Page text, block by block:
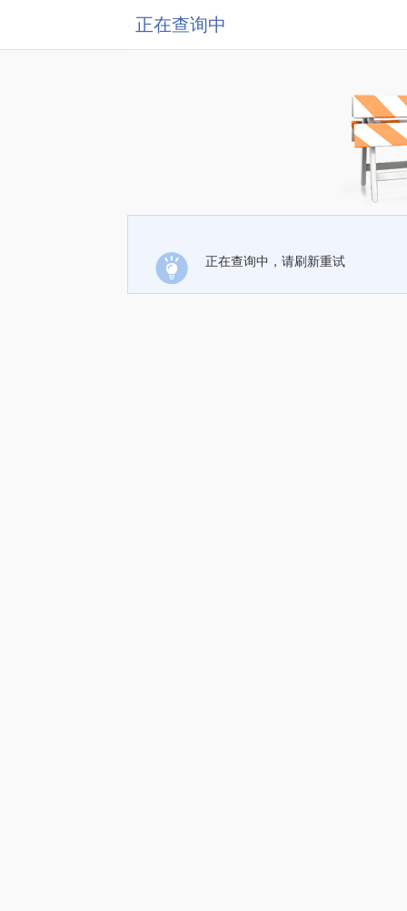
正在查询中
正在查询中，请刷新重试